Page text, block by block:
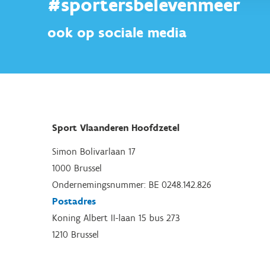
ook op sociale media
Sport Vlaanderen Hoofdzetel
Simon Bolivarlaan 17
1000 Brussel
Ondernemingsnummer: BE 0248.142.826
Postadres
Koning Albert II-laan 15 bus 273
1210 Brussel